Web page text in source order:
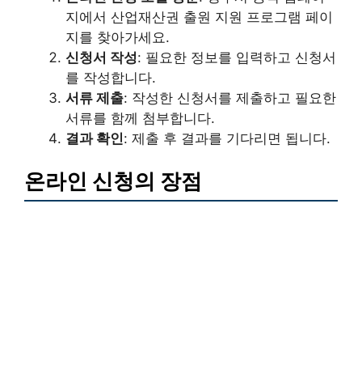
지에서 산업재산권 출원 지원 프로그램 페이
지를 찾아가세요.
신청서 작성: 필요한 정보를 입력하고 신청서
를 작성합니다.
서류 제출: 작성한 신청서를 제출하고 필요한
서류를 함께 첨부합니다.
결과 확인: 제출 후 결과를 기다리면 됩니다.
온라인 신청의 장점